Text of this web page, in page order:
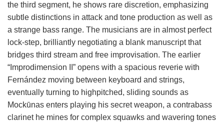
the third segment, he shows rare discretion, emphasizing
subtle distinctions in attack and tone production as well as
a strange bass range. The musicians are in almost perfect
lock-step, brilliantly negotiating a blank manuscript that
bridges third stream and free improvisation. The earlier
“Improdimension II” opens with a spacious reverie with
Fernández moving between keyboard and strings,
eventually turning to highpitched, sliding sounds as
Mockūnas enters playing his secret weapon, a contrabass
clarinet he mines for complex squawks and wavering tones